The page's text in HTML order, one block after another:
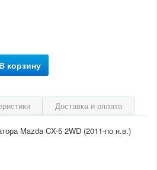
В корзину
Доставка и оплата
Mazda CX-5 2WD (2011-по н.в.)